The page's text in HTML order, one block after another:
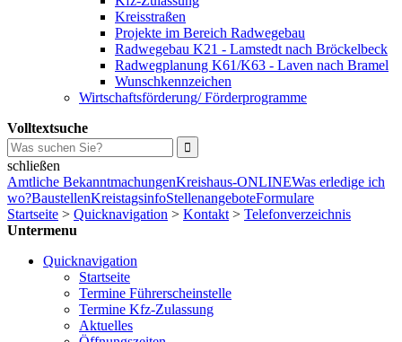
Kreisstraßen
Projekte im Bereich Radwegebau
Radwegebau K21 - Lamstedt nach Bröckelbeck
Radwegplanung K61/K63 - Laven nach Bramel
Wunschkennzeichen
Wirtschaftsförderung/ Förderprogramme
Volltextsuche
schließen
Amtliche BekanntmachungenKreishaus-ONLINEWas erledige ich
wo?BaustellenKreistagsinfoStellenangeboteFormulare
Startseite > Quicknavigation > Kontakt > Telefonverzeichnis
Untermenu
Quicknavigation
Startseite
Termine Führerscheinstelle
Termine Kfz-Zulassung
Aktuelles